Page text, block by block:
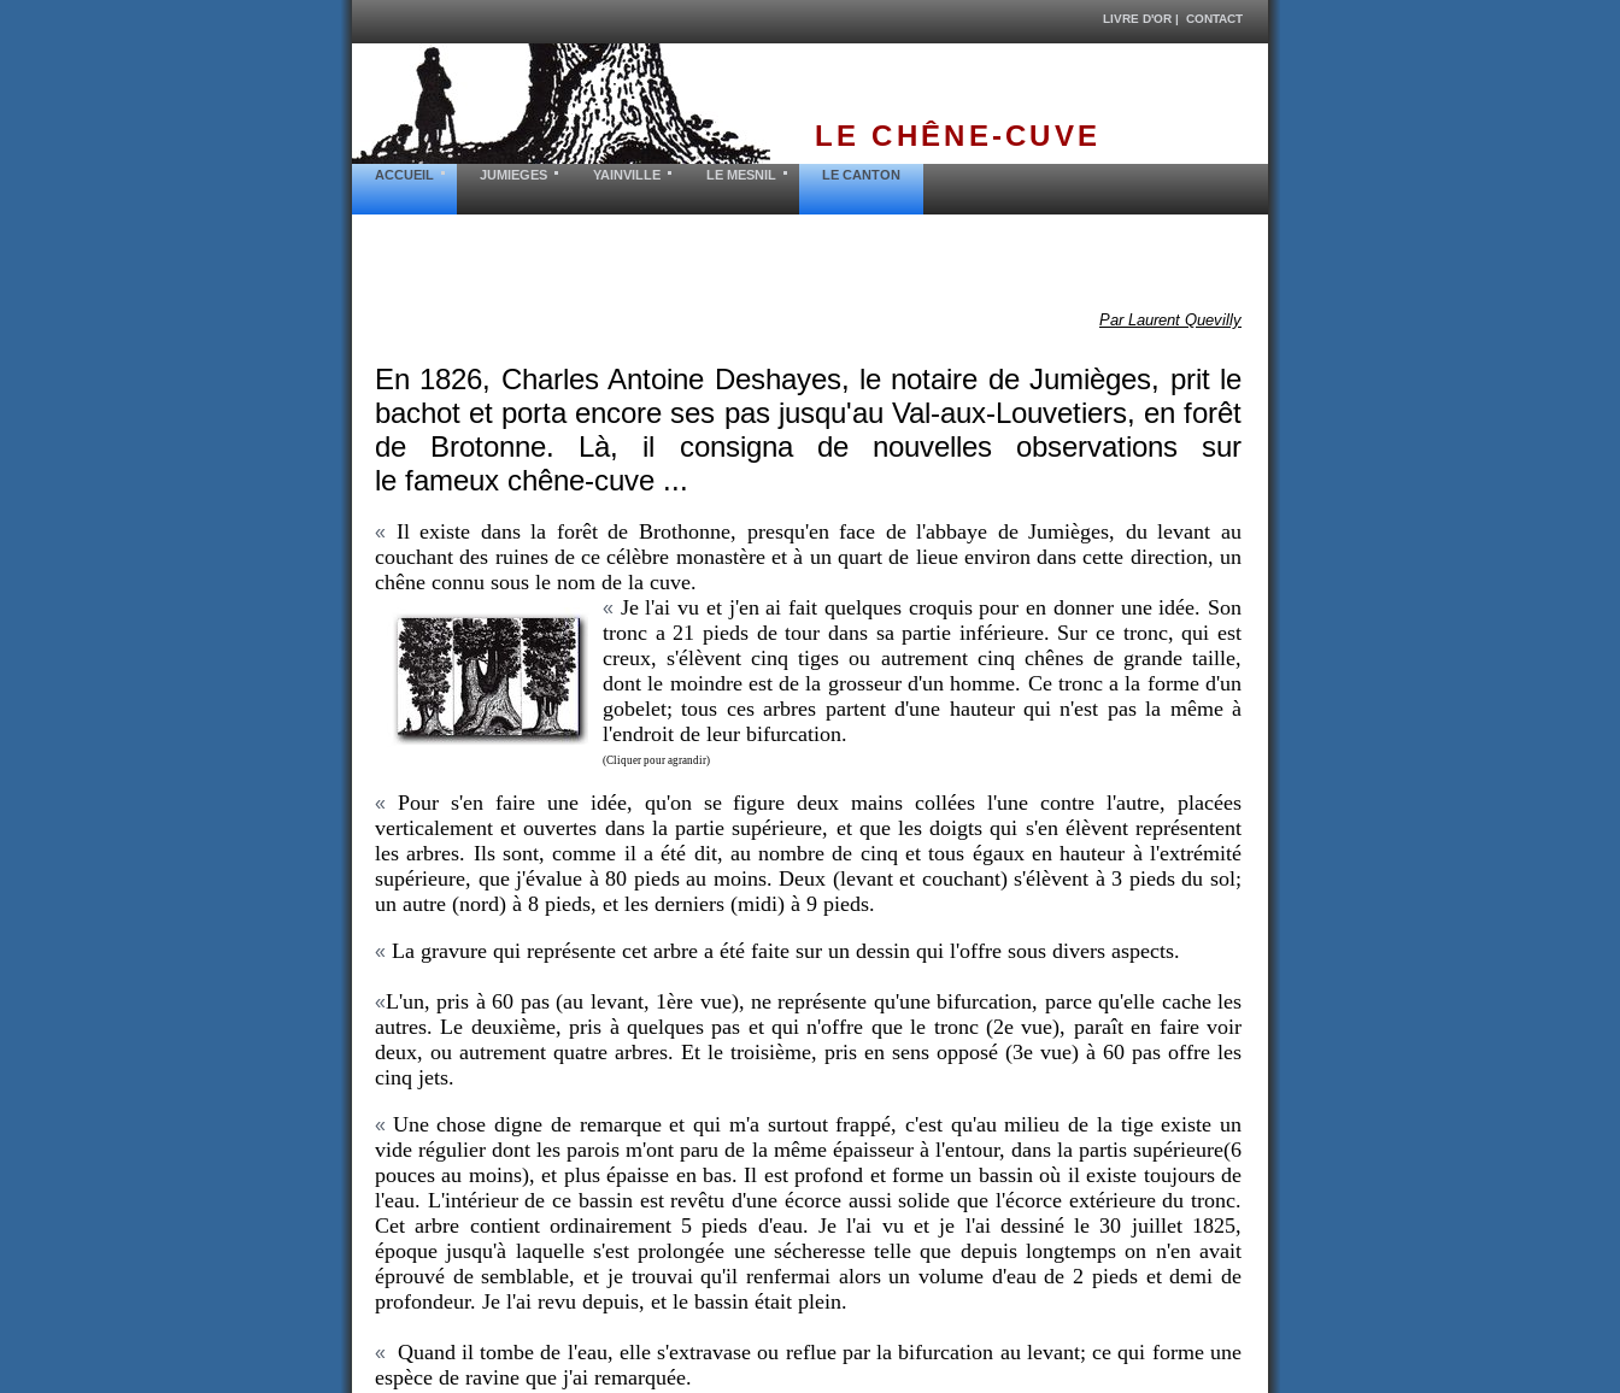
LIVRE D'OR | CONTACT
LE CHÊNE-CUVE
ACCUEIL JUMIEGES YAINVILLE LE MESNIL LE CANTON
Par Laurent Quevilly
En 1826, Charles Antoine Deshayes, le notaire de Jumièges, prit le
bachot et porta encore ses pas jusqu'au Val-aux-Louvetiers, en forêt
de Brotonne. Là, il consigna de nouvelles observations sur
le fameux chêne-cuve ...
« Il existe dans la forêt de Brothonne, presqu'en face de l'abbaye de Jumièges, du levant au
couchant des ruines de ce célèbre monastère et à un quart de lieue environ dans cette direction, un
chêne connu sous le nom de la cuve.
« Je l'ai vu et j'en ai fait quelques croquis pour en donner une idée. Son
tronc a 21 pieds de tour dans sa partie inférieure. Sur ce tronc, qui est
creux, s'élèvent cinq tiges ou autrement cinq chênes de grande taille,
dont le moindre est de la grosseur d'un homme. Ce tronc a la forme d'un
gobelet; tous ces arbres partent d'une hauteur qui n'est pas la même à
l'endroit de leur bifurcation.
(Cliquer pour agrandir)
«
Pour s'en faire une idée, qu'on se figure deux mains collées l'une contre l'autre, placées
verticalement et ouvertes dans la partie supérieure, et que les doigts qui s'en élèvent représentent
les arbres. Ils sont, comme il a été dit, au nombre de cinq et tous égaux en hauteur à l'extrémité
supérieure, que j'évalue à 80 pieds au moins. Deux (levant et couchant) s'élèvent à 3 pieds du sol;
un autre (nord) à 8 pieds, et les derniers (midi) à 9 pieds.
« La gravure qui représente cet arbre a été faite sur un dessin qui l'offre sous divers aspects.
«L'un, pris à 60 pas (au levant, 1ère vue), ne représente qu'une bifurcation, parce qu'elle cache les
autres. Le deuxième, pris à quelques pas et qui n'offre que le tronc (2e vue), paraît en faire voir
deux, ou autrement quatre arbres. Et le troisième, pris en sens opposé (3e vue) à 60 pas offre les
cinq jets.
« Une chose digne de remarque et qui m'a surtout frappé, c'est qu'au milieu de la tige existe un
vide régulier dont les parois m'ont paru de la même épaisseur à l'entour, dans la partis supérieure(6
pouces au moins), et plus épaisse en bas. Il est profond et forme un bassin où il existe toujours de
l'eau. L'intérieur de ce bassin est revêtu d'une écorce aussi solide que l'écorce extérieure du tronc.
Cet arbre contient ordinairement 5 pieds d'eau. Je l'ai vu et je l'ai dessiné le 30 juillet 1825,
époque jusqu'à laquelle s'est prolongée une sécheresse telle que depuis longtemps on n'en avait
éprouvé de semblable, et je trouvai qu'il renfermai alors un volume d'eau de 2 pieds et demi de
profondeur. Je l'ai revu depuis, et le bassin était plein.
«
Quand il tombe de l'eau, elle s'extravase ou reflue par la bifurcation au levant; ce qui forme une
espèce de ravine que j'ai remarquée.